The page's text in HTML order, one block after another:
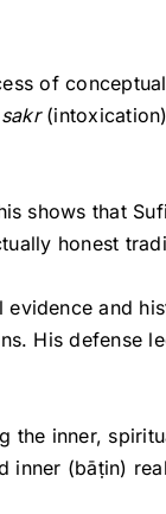
of
sakr
shows that
honest
and
His defense
the inner,
inner (bāṭin)